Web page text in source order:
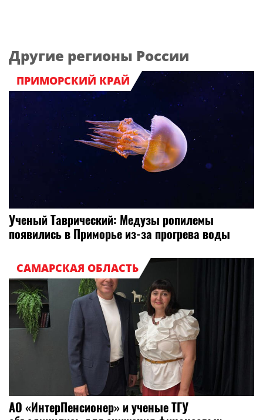
Другие регионы России
ПРИМОРСКИЙ КРАЙ
Ученый Таврический: Медузы ропилемы
появились в Приморье из-за прогрева воды
САМАРСКАЯ ОБЛАСТЬ
АО «ИнтерПенсионер» и ученые ТГУ